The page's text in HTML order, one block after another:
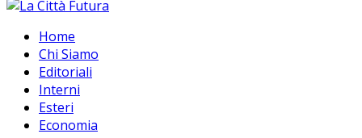
Home
Chi Siamo
Editoriali
Interni
Esteri
Economia